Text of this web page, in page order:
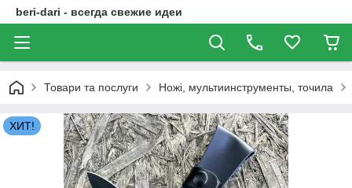
beri-dari - всегда свежие идеи
Товари та послуги Ножі, мультиинструменты, точила
ХИТ!